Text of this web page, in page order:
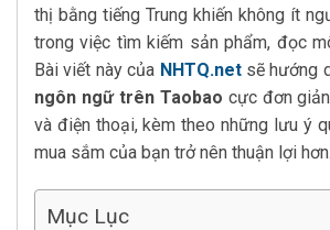
thị bằng tiếng Trung khiến không ít
trong việc tìm kiếm sản phẩm, đọc
Bài viết này của NHTQ.netsẽ hướng
ngôn ngữ trên Taobao cực đơn
và điện thoại, kèm theo những lưu ý
mua sắm của bạn trở nên thuận lợi hơn.
Mục Lục